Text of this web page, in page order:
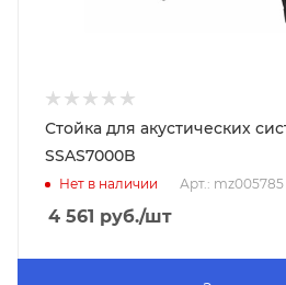
Стойка для акустических
SSAS7000B
Нет в наличии Арт.: mz005785
4 561 руб./шт